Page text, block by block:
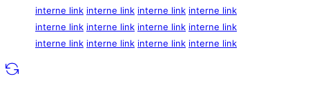
interne link interne link interne link interne link
interne link interne link interne link interne link
interne link interne link interne link interne link